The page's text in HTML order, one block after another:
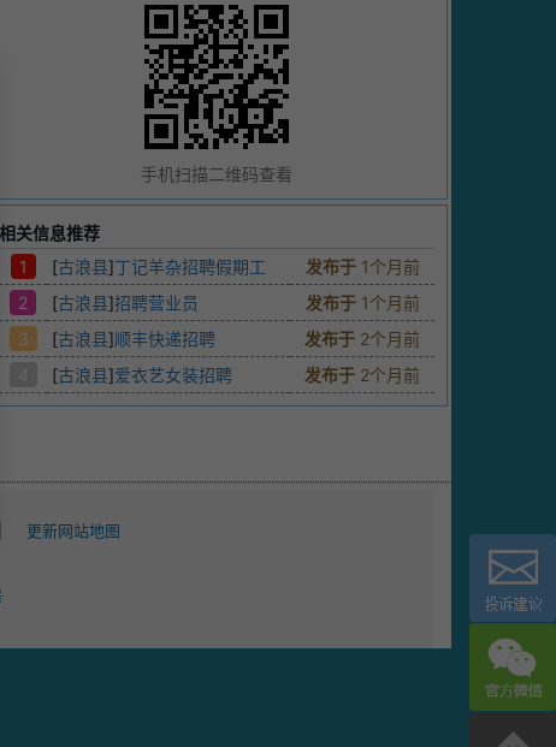
手机扫描二维码查看
相关信息推荐
1
[古浪县]丁记羊杂招聘假期工 发布于 1个月前
2
[古浪县]招聘营业员 发布于 1个月前
3
[古浪县]顺丰快递招聘 发布于 2个月前
[古浪县]爱衣艺女装招聘 发布于 2个月前
更新网站地图